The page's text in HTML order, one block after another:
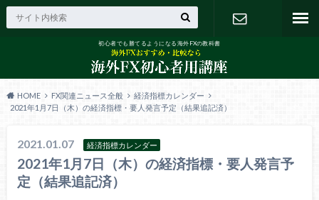
初心者でも勝てるようになる海外FXの教科書
HOME FX関連ニュース全般
経済指標カレンダー
2021年1月7日（木）の経済指標・要人発言予定（結果追記済）
2021.01.07 経済指標カレンダー
2021年1月7日（木）の経済指標・要人発言予
定（結果追記済）